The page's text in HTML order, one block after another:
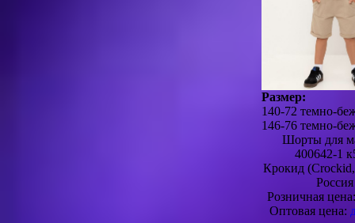
Размер:
140-72 темно-
146-76 темно-
Шорты для
400642-1
Крокид
Россия
Розничная
Оптовая цена: